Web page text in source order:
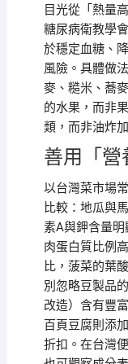
目光從「熱量
糖尿病衛教學
於穩定血糖、
風險。具體做
麥、糙米、蕎
的水果，而非
類，而非油炸
善用「營
以台灣菜市場
比較：地瓜與
素A與鉀含量
肉蛋白質比例
比，菠菜的葉
別忽略豆製品
改造）含有豐
百頁豆腐則添
折扣。在台灣